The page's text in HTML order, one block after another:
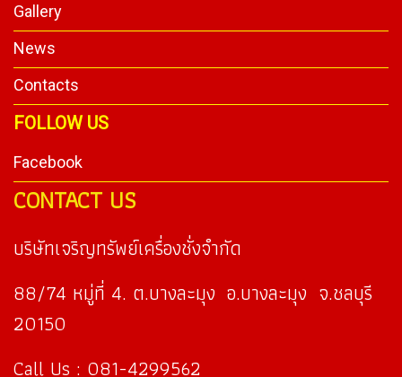
Gallery
News
Contacts
FOLLOW US
Facebook
CONTACT US
บริษัทเจริญทรัพย์เครื่องชั่งจำกัด
88/74 หมู่ที่ 4. ต.บางละมุง อ.บางละมุง จ.ชลบุรี
20150
Call Us : 081-4299562